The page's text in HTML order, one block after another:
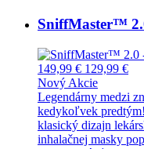
SniffMaster™
149,99 € 129,99 €
Nový Akcie
Legendárny medzi
kedykoľvek
klasický dizajn
inhalačnej masky